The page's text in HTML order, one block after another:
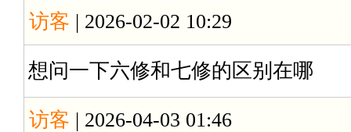
访客 | 2026-02-02 10:29
想问一下六修和七修的区别在哪
访客 | 2026-04-03 01:46